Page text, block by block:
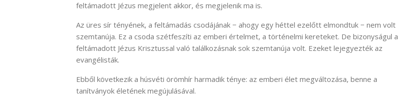
feltámadott Jézus megjelent akkor, és megjelenik ma is.
Az üres sír tényének, a feltámadás csodájának − ahogy egy héttel ezelőtt elmondtuk − nem volt
szemtanúja. Ez a csoda szétfeszíti az emberi értelmet, a történelmi kereteket. De bizonyságul a
feltámadott Jézus Krisztussal való találkozásnak sok szemtanúja volt. Ezeket lejegyezték az
evangélisták.
Ebből következik a húsvéti örömhír harmadik ténye: az emberi élet megváltozása, benne a
tanítványok életének megújulásával.